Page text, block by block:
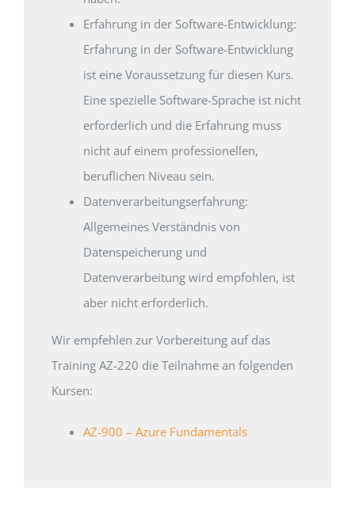
Erfahrung in der Software-Entwicklung:
Erfahrung in der Software-Entwicklung
ist eine Voraussetzung für diesen Kurs.
Eine spezielle Software-Sprache ist nicht
erforderlich und die Erfahrung muss
nicht auf einem professionellen,
beruflichen Niveau sein.
Datenverarbeitungserfahrung:
Allgemeines Verständnis von
Datenspeicherung und
Datenverarbeitung wird empfohlen, ist
aber nicht erforderlich.
Wir empfehlen zur Vorbereitung auf das
Training AZ-220 die Teilnahme an folgenden
Kursen:
AZ-900 – Azure Fundamentals